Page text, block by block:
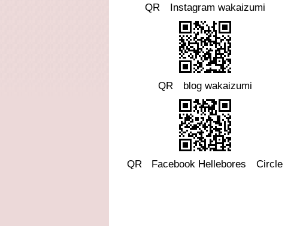
QR Instagram wakaizumi
QR blog wakaizumi
QR Facebook Hellebores Circle